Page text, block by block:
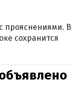
прояснениями. В
сохранится